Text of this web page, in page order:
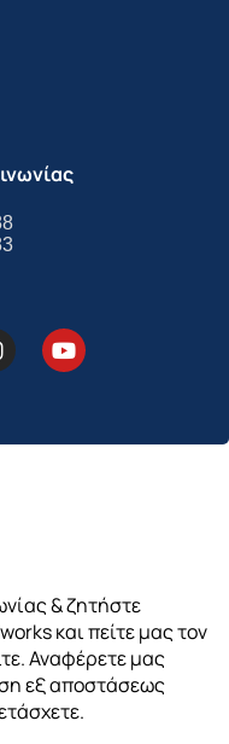
& ζητήστε
και πείτε μας τον
Αναφέρετε μας
εξ αποστάσεως